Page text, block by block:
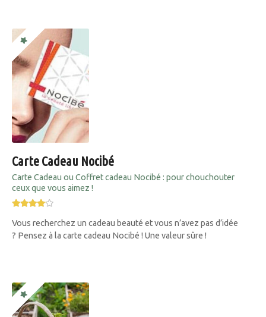
Carte Cadeau Nocibé
Carte Cadeau ou Coffret cadeau Nocibé : pour chouchouter
ceux que vous aimez !
Vous recherchez un cadeau beauté et vous n’avez pas d’idée
? Pensez à la carte cadeau Nocibé ! Une valeur sûre !